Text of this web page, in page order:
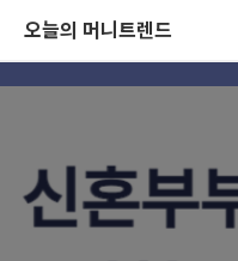
오늘의 머니트렌드